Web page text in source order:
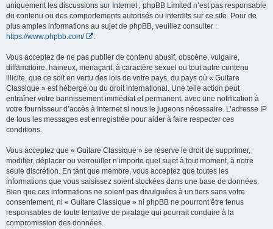
uniquement les discussions sur Internet ; phpBB Limited n’est pas responsable
du contenu ou des comportements autorisés ou interdits sur ce site. Pour de
plus amples informations au sujet de phpBB, veuillez consulter :
https://www.phpbb.com/
Vous acceptez de ne pas publier de contenu abusif, obscène, vulgaire,
diffamatoire, haineux, menaçant, à caractère sexuel ou tout autre contenu
illicite, que ce soit en vertu des lois de votre pays, du pays où « Guitare
Classique » est hébergé ou du droit international. Une telle action peut
entraîner votre bannissement immédiat et permanent, avec une notification à
votre fournisseur d’accès à Internet si nous le jugeons nécessaire. L’adresse IP
de tous les messages est enregistrée pour aider à faire respecter ces
conditions.
Vous acceptez que « Guitare Classique » se réserve le droit de supprimer,
modifier, déplacer ou verrouiller n’importe quel sujet à tout moment, à notre
seule discrétion. En tant que membre, vous acceptez que toutes les
informations que vous saisissez soient stockées dans une base de données.
Bien que ces informations ne soient pas divulguées à un tiers sans votre
consentement, ni « Guitare Classique » ni phpBB ne pourront être tenus
responsables de toute tentative de piratage qui pourrait conduire à la
compromission des données.